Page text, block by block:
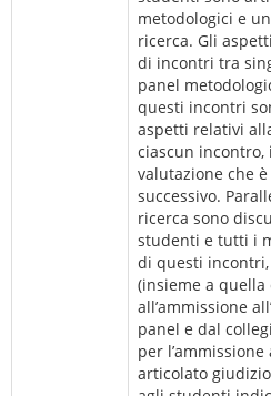
metodologici e
ricerca. Gli
di incontri tra
panel
questi incontri
aspetti relativi
ciascun
valutazione che
successivo.
ricerca sono
studenti e tutti i
di questi
(insieme a
all’ammissione
panel e dal
per
articolato